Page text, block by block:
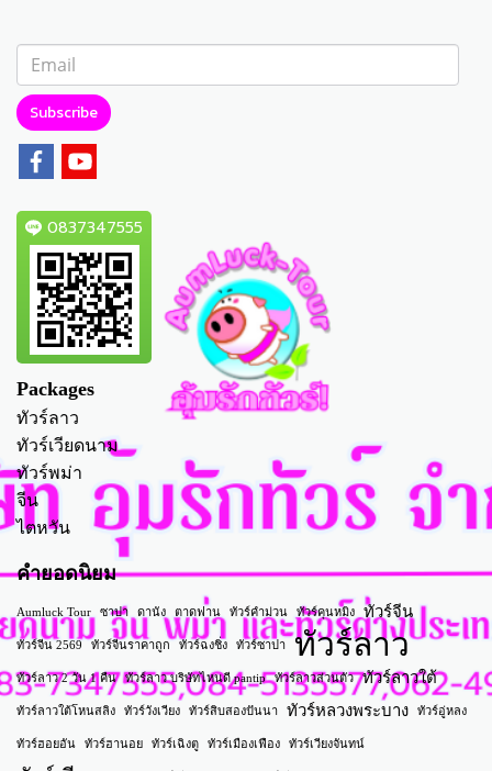
Subscribe
0837347555
Packages
ทัวร์ลาว
ทัวร์เวียดนาม
ทัวร์พม่า
จีน
ไตหวัน
คำยอดนิยม
Aumluck Tour ซาปา ดานัง ตาดฟาน ทัวร์คำม่วน ทัวร์คุนหมิง ทัวร์จีน
ทัวร์จีน 2569 ทัวร์จีนราคาถูก ทัวร์ฉงชิ่ง ทัวร์ซาปา ทัวร์ลาว
ทัวร์ลาว 2 วัน 1 คืน ทัวร์ลาว บริษัทไหนดี pantip ทัวร์ลาวส่วนตัว ทัวร์ลาวใต้
ทัวร์ลาวใต้โหนสลิง ทัวร์วังเวียง ทัวร์สิบสองปันนา ทัวร์หลวงพระบาง ทัวร์อู่หลง
ทัวร์ฮอยอัน ทัวร์ฮานอย ทัวร์เฉิงตู ทัวร์เมืองเฟือง ทัวร์เวียงจันทน์